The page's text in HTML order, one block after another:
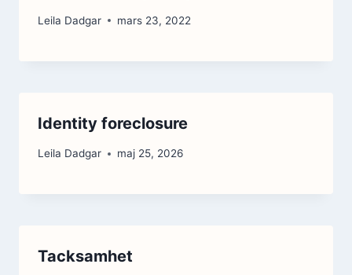
Leila Dadgar mars 23, 2022
Identity foreclosure
Leila Dadgar maj 25, 2026
Tacksamhet